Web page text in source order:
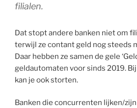
filialen.
Dat stopt andere banken niet om
terwijl ze contant geld nog steeds
Daar hebben ze samen de gele
geldautomaten voor sinds 2019.
kan je ook storten.
Banken die concurrenten lijken/